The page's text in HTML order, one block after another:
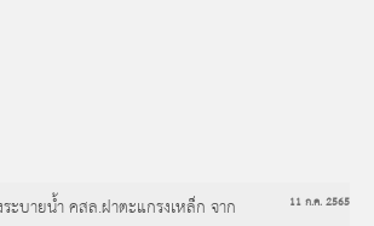
ระบายน้ำ คสล.ฝาตะแกรงเหล็ก จาก
11 ก.ค. 2565